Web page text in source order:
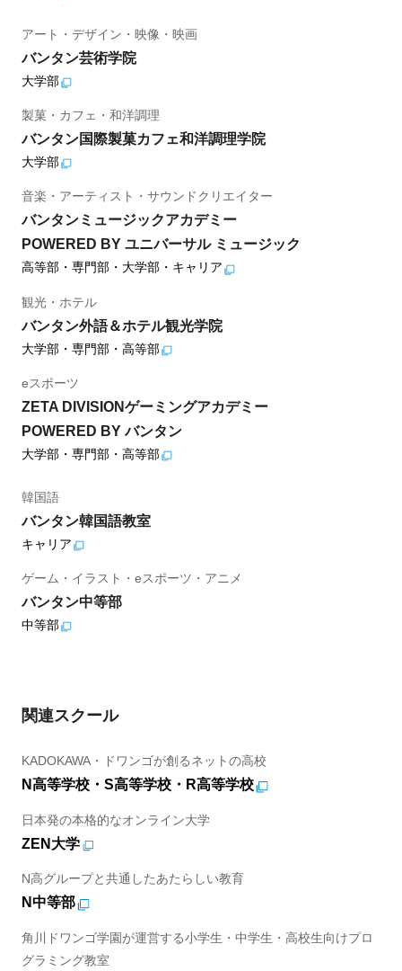
アート・デザイン・映像・映画
バンタン芸術学院
大学部
製菓・カフェ・和洋調理
バンタン国際製菓カフェ和洋調理学院
大学部
音楽・アーティスト・サウンドクリエイター
バンタンミュージックアカデミー
POWERED BY ユニバーサル ミュージック
高等部・専門部・大学部・キャリア
観光・ホテル
バンタン外語＆ホテル観光学院
大学部・専門部・高等部
eスポーツ
ZETA DIVISIONゲーミングアカデミー
POWERED BY バンタン
大学部・専門部・高等部
韓国語
バンタン韓国語教室
キャリア
ゲーム・イラスト・eスポーツ・アニメ
バンタン中等部
中等部
関連スクール
KADOKAWA・ドワンゴが創るネットの高校
N高等学校・S高等学校・R高等学校
日本発の本格的なオンライン大学
ZEN大学
N高グループと共通したあたらしい教育
N中等部
角川ドワンゴ学園が運営する小学生・中学生・高校生向けプロ
グラミング教室